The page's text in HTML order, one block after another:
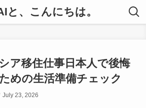
と、こんにちは。
ア移住仕事日本人で後悔
めの生活準備チェック
July 23, 2026